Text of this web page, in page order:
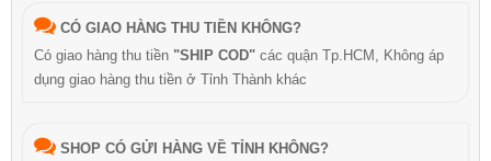
CÓ GIAO HÀNG THU TIỀN KHÔNG?
Có giao hàng thu tiền "SHIP COD" các quận Tp.HCM, Không áp
dụng giao hàng thu tiền ở Tỉnh Thành khác
SHOP CÓ GỬI HÀNG VỀ TỈNH KHÔNG?